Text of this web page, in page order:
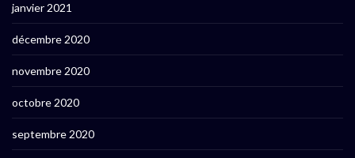
janvier 2021
décembre 2020
novembre 2020
octobre 2020
septembre 2020